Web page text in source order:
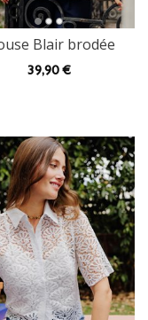
Blair brodée
39,90 €